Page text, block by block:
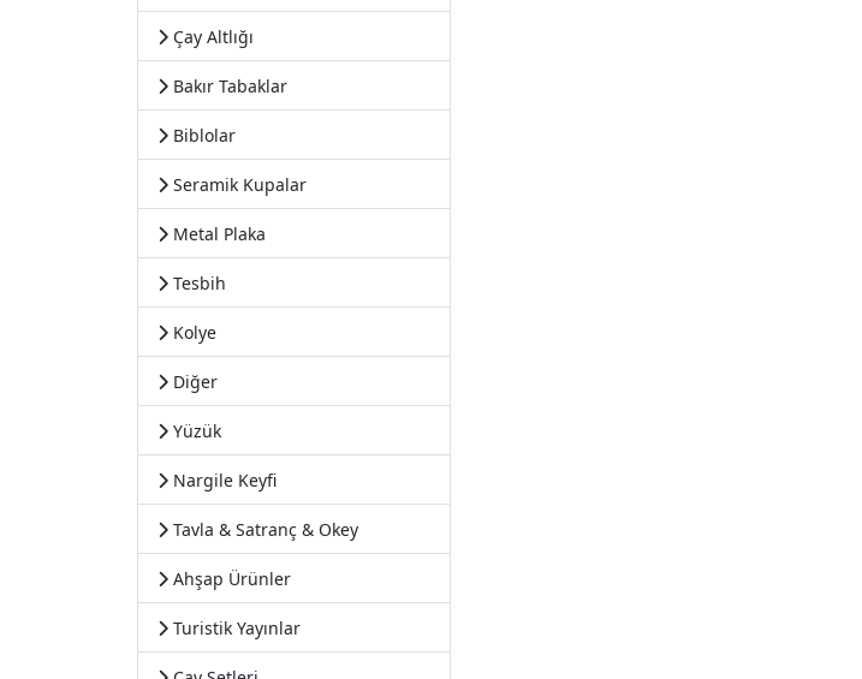
Çay Altlığı
Bakır Tabaklar
Biblolar
Seramik Kupalar
Metal Plaka
Tesbih
Kolye
Diğer
Yüzük
Nargile Keyfi
Tavla & Satranç & Okey
Ahşap Ürünler
Turistik Yayınlar